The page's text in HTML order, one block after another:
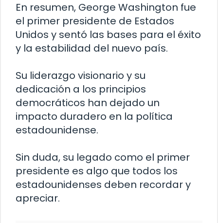
En resumen, George Washington fue
el primer presidente de Estados
Unidos y sentó las bases para el éxito
y la estabilidad del nuevo país.
Su liderazgo visionario y su
dedicación a los principios
democráticos han dejado un
impacto duradero en la política
estadounidense.
Sin duda, su legado como el primer
presidente es algo que todos los
estadounidenses deben recordar y
apreciar.